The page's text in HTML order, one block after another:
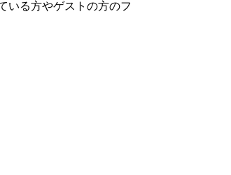
いる方やゲストの方のフ